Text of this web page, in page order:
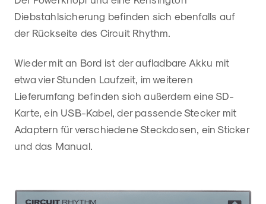
Diebstahlsicherung befinden sich ebenfalls auf
der Rückseite des Circuit Rhythm.
Wieder mit an Bord ist der aufladbare Akku mit
etwa vier Stunden Laufzeit, im weiteren
Lieferumfang befinden sich außerdem eine SD-
Karte, ein USB-Kabel, der passende Stecker mit
Adaptern für verschiedene Steckdosen, ein Sticker
und das Manual.